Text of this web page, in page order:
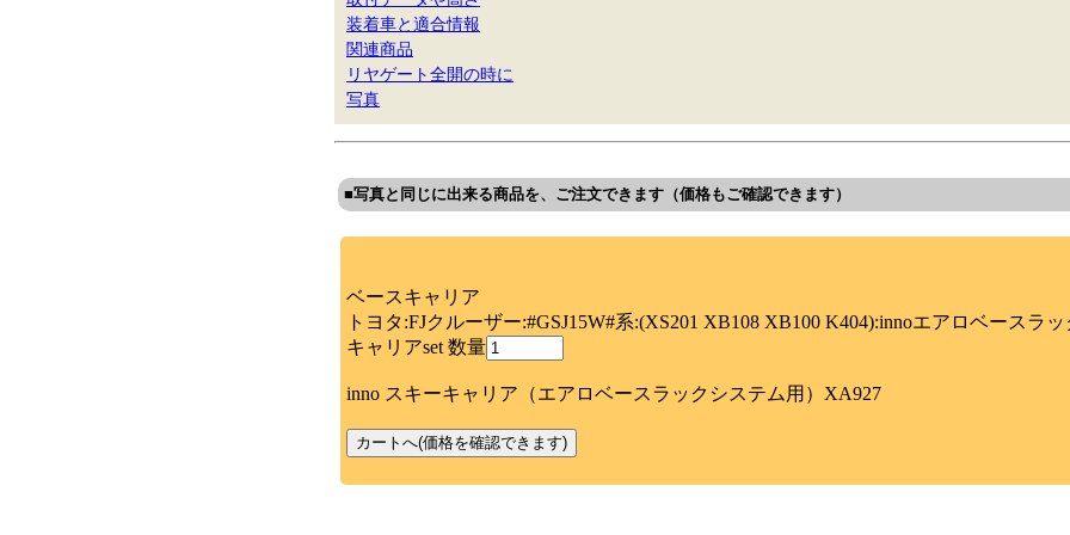
装着車と適合情報
関連商品
リヤゲート全開の時に
写真
■写真と同じに出来る商品を、ご注文できます（価格もご確認できます）
ベースキャリア
トヨタ:FJクルーザー:#GSJ15W#系:(XS201 XB108 XB100 K404):innoエアロベースラ
キャリアset 数量
inno スキーキャリア（エアロベースラックシステム用）XA927